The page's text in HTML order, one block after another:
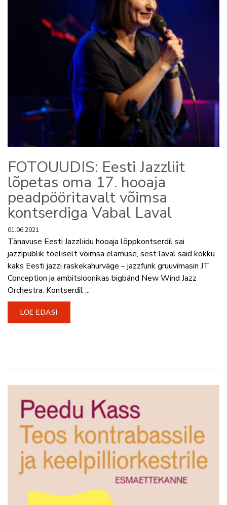
FOTOUUDIS: Eesti Jazzliit
lõpetas oma 17. hooaja
peadpööritavalt võimsa
kontserdiga Vabal Laval
01.06.2021
Tänavuse Eesti Jazzliidu hooaja lõppkontserdil sai
jazzipublik tõeliselt võimsa elamuse, sest laval said kokku
kaks Eesti jazzi raskekahurväge – jazzfunk gruuvimasin JT
Conception ja ambitsioonikas bigbänd New Wind Jazz
Orchestra. Kontserdil ...
LOE EDASI